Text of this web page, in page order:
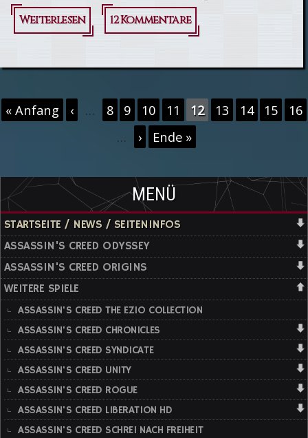
Weiterlesen
über
Assassin's
ohne Zahl
12 Kommentare
Seiten
« Anfang ‹ … 8 9 10 11 12 13 14 15
16
…
› Ende »
MENÜ
STARTSEITE / NEWS / SEITENINFOS
ASSASSIN'S CREED ODYSSEY
ASSASSIN'S CREED ORIGINS
WEITERE SPIELE
ASSASSIN'S CREED THE EZIO COLLECTION
ASSASSIN'S CREED CHRONICLES
ASSASSIN'S CREED SYNDICATE
ASSASSIN'S CREED UNITY
ASSASSIN'S CREED ROGUE
ASSASSIN'S CREED LIBERATION HD
ASSASSIN'S CREED SCHREI NACH FREIHEIT